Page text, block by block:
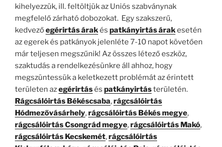
kihelyezzük, ill. feltöltjük az Uniós szabványnak
megfelelő zárható dobozokat. Egy szakszerű,
kedvezőegérirtás árakés patkányirtás árakesetén
az egerek és patkányok jelenléte 7-10 napot követően
már teljesen megszűnik! Az összes létező eszköz,
szaktudás a rendelkezésünkre áll ahhoz, hogy
megszüntessük a keletkezett problémát az érintett
területen azegérirtásés patkányirtásterületén.
Rágcsálóirtás Békéscsaba,rágcsálóirtás
Hódmezővásárhely,rágcsálóirtás Békés megye,
rágcsálóirtás Csongrád megye,rágcsálóirtás Makó,
rágcsálóirtás Kecskemét,rágcsálóirtás